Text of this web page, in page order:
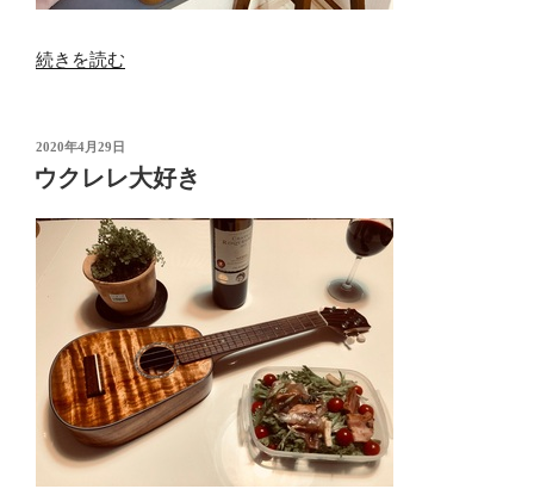
“”
続きを読む
投
稿
日:
2020年4月29日
ウクレレ大好き